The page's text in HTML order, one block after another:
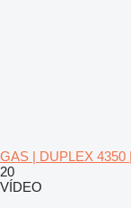
GAS | DUPLEX 4350
20
VÍDEO